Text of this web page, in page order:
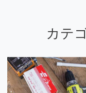
カテ